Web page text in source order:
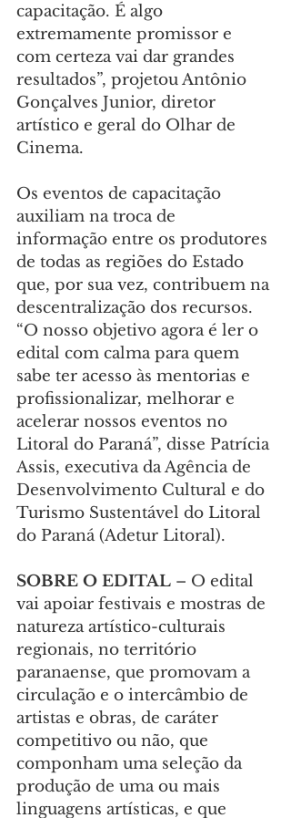
capacitação. É algo
extremamente promissor e
com certeza vai dar grandes
resultados”, projetou Antônio
Gonçalves Junior, diretor
artístico e geral do Olhar de
Cinema.
Os eventos de capacitação
auxiliam na troca de
informação entre os produtores
de todas as regiões do Estado
que, por sua vez, contribuem na
descentralização dos recursos.
“O nosso objetivo agora é ler o
edital com calma para quem
sabe ter acesso às mentorias e
profissionalizar, melhorar e
acelerar nossos eventos no
Litoral do Paraná”, disse Patrícia
Assis, executiva da Agência de
Desenvolvimento Cultural e do
Turismo Sustentável do Litoral
do Paraná (Adetur Litoral).
SOBRE O EDITAL – O edital
vai apoiar festivais e mostras de
natureza artístico-culturais
regionais, no território
paranaense, que promovam a
circulação e o intercâmbio de
artistas e obras, de caráter
competitivo ou não, que
componham uma seleção da
produção de uma ou mais
linguagens artísticas, e que